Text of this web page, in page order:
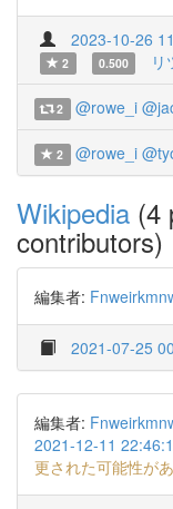
2023-10-26
2
0.500
2 @rowe_i
2 @rowe_i
Wikipedia (4
contributors)
編集者:
2021-07-25
編集者:
2021-12-11
更された可能性があ